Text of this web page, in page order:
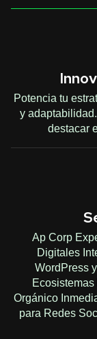
Potencia tu
y
destacar
Ap Corp
Digitales
WordPress
Orgánico
para Redes